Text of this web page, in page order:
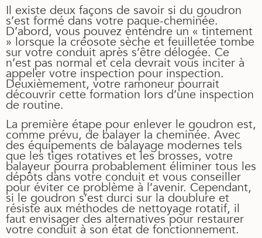
Il existe deux façons de savoir si du goudron
s’est formé dans votre paque-cheminée.
D’abord, vous pouvez entendre un « tintement
» lorsque la créosote sèche et feuilletée tombe
sur votre conduit après s’être délogée. Ce
n’est pas normal et cela devrait vous inciter à
appeler votre inspection pour inspection.
Deuxièmement, votre ramoneur pourrait
découvrir cette formation lors d’une inspection
de routine.
La première étape pour enlever le goudron est,
comme prévu, de balayer la cheminée. Avec
des équipements de balayage modernes tels
que les tiges rotatives et les brosses, votre
balayeur pourra probablement éliminer tous les
dépôts dans votre conduit et vous conseiller
pour éviter ce problème à l’avenir. Cependant,
si le goudron s’est durci sur la doublure et
résiste aux méthodes de nettoyage rotatif, il
faut envisager des alternatives pour restaurer
votre conduit à son état de fonctionnement.